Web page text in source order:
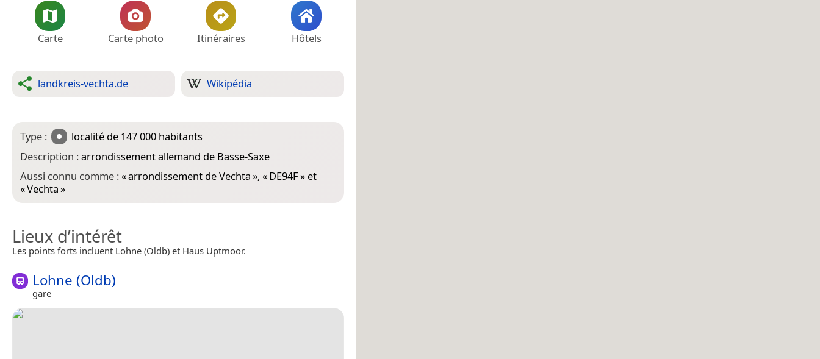
Carte Carte photo Itinéraires Hôtels
landkreis-vechta.de Wikipédia
Type : localité de 147 000 habitants
Description :arrondissement allemand de Basse-Saxe
Aussi connu comme :«arrondissement de Vechta», «DE94F» et
«Vechta»
Lieux d’intérêt
Les points forts incluent Lohne (Oldb) et Haus Uptmoor.
Lohne (Oldb)
gare